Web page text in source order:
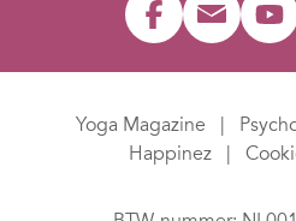
Yoga Magazine
Happinez